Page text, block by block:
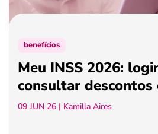
benefícios
Meu INSS 2026:
consultar descontos
09 JUN 26 | Kamilla Aires